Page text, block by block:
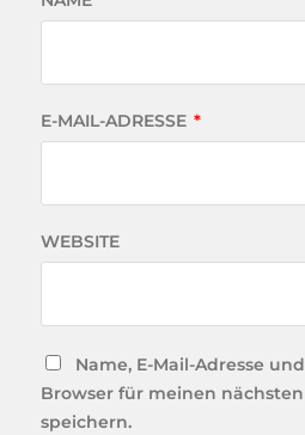
E-MAIL-ADRESSE *
WEBSITE
Name, E-Mail-Adresse
Browser für meinen
speichern.